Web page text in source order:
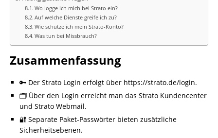
Wo logge ich mich bei Strato ein?
Auf welche Dienste greife ich zu?
Wie schütze ich mein Strato-Konto?
Was tun bei Missbrauch?
Zusammenfassung
🔑 Der Strato Login erfolgt über https://strato.de/login.
🗂️ Über den Login erreicht man das Strato Kundencenter
und Strato Webmail.
🔐 Separate Paket-Passwörter bieten zusätzliche
Sicherheitsebenen.